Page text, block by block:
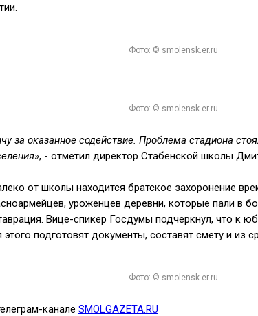
Фото: © smolensk.er.ru
Фото: © smolensk.er.ru
за оказанное содействие. Проблема стадиона
», - отметил директор Стабенской школы
от школы находится братское захоронение
уроженцев деревни, которые пали в
Вице-спикер Госдумы подчеркнул, что к
подготовят документы, составят смету и из
Фото: © smolensk.er.ru
канале SMOLGAZETA.RU